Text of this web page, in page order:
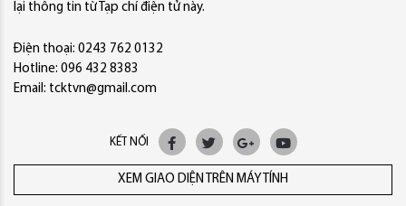
lại thông tin từ Tạp chí điện tử này.
Điện thoại: 0243 762 0132
Hotline: 096 432 8383
Email: tcktvn@gmail.com
KẾT NỐI
XEM GIAO DIỆN TRÊN MÁY TÍNH